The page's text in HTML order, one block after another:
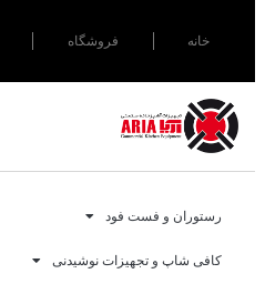
خانه فروشگاه
رستوران و فست فود
کافی شاپ و تجهیزات نوشیدنی